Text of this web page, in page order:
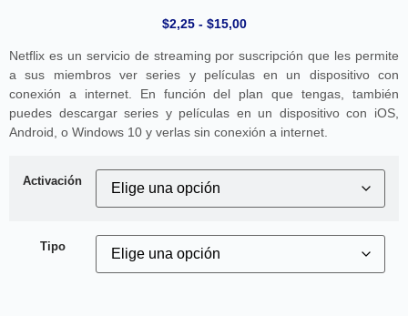
$2,25 - $15,00
Netflix es un servicio de streaming por suscripción que les permite
a sus miembros ver series y películas en un dispositivo con
conexión a internet. En función del plan que tengas, también
puedes descargar series y películas en un dispositivo con iOS,
Android, o Windows 10 y verlas sin conexión a internet.
Activación
Tipo